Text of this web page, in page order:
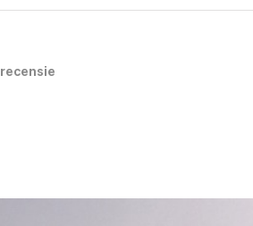
recensie